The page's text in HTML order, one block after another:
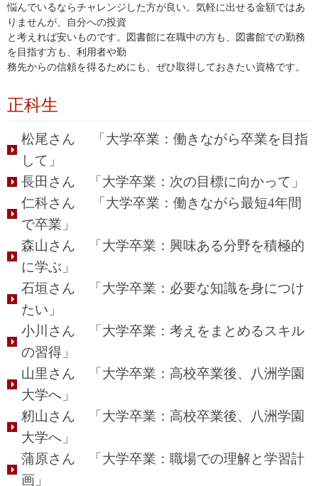
悩んでいるならチャレンジした方が良い。気軽に出せる金額ではあ
りませんが、自分への投資
と考えれば安いものです。図書館に在職中の方も、図書館での勤務
を目指す方も、利用者や勤
務先からの信頼を得るためにも、ぜひ取得しておきたい資格です。
正科生
松尾さん 「大学卒業：働きながら卒業を目指
して」
長田さん 「大学卒業：次の目標に向かって」
仁科さん 「大学卒業：働きながら最短4年間
で卒業」
森山さん 「大学卒業：興味ある分野を積極的
に学ぶ」
石垣さん 「大学卒業：必要な知識を身につけ
たい」
小川さん 「大学卒業：考えをまとめるスキル
の習得」
山里さん 「大学卒業：高校卒業後、八洲学園
大学へ」
籾山さん 「大学卒業：高校卒業後、八洲学園
大学へ」
蒲原さん 「大学卒業：職場での理解と学習計
画」